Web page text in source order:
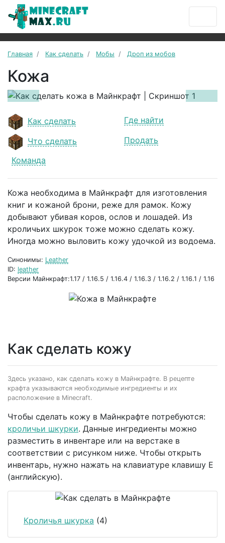
Главная Как сделать Мобы Дроп из мобов
Кожа
Previous
Next
Как сделать
Где найти
Что сделать
Продать
Команда
Кожа необходима в Майнкрафт для изготовления
книг и кожаной брони, реже для рамок. Кожу
добывают убивая коров, ослов и лошадей. Из
кроличьих шкурок тоже можно сделать кожу.
Иногда можно выловить кожу удочкой из водоема.
Синонимы: Leather
ID: leather
Версии Майнкрафт:1.17 / 1.16.5 / 1.16.4 / 1.16.3 / 1.16.2 / 1.16.1 / 1.16
Как сделать кожу
Здесь указано, как сделать кожу в Майнкрафте. В рецепте
крафта указываются необходимые ингредиенты и их
расположение в Minecraft.
Чтобы сделать кожу в Майнкрафте потребуются:
кроличьи шкурки. Данные ингредиенты можно
разместить в инвентаре или на верстаке в
соответствии с рисунком ниже. Чтобы открыть
инвентарь, нужно нажать на клавиатуре клавишу E
(английскую).
Кроличья шкурка (4)